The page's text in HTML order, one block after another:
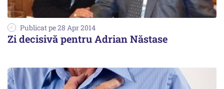
Publicat pe 28 Apr 2014
Zi decisivă pentru Adrian Năstase